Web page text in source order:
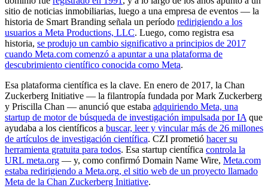
sitio de noticias inmobiliarias, luego a una empresa de eventos — la
historia de Smart Branding señala un período redirigiendo a los
usuarios a Meta Productions, LLC. Luego, como registra esa
historia, se produjo un cambio significativo a principios de 2017
cuando Meta.com comenzó a apuntar a una plataforma de
descubrimiento científico conocida como Meta.
Esa plataforma científica es la clave. En enero de 2017, la Chan
Zuckerberg Initiative — la filantropía fundada por Mark Zuckerberg
y Priscilla Chan — anunció que estaba adquiriendo Meta, una
startup de motor de búsqueda de investigación impulsada por IA que
ayudaba a los científicos a buscar, leer y vincular más de 26 millones
de artículos de investigación científica. CZI prometió hacer su
herramienta gratuita para todos. Esa startup científica controla la
URL meta.org — y, como confirmó Domain Name Wire, Meta.com
estaba redirigiendo a Meta.org, el sitio web de un proyecto llamado
Meta de la Chan Zuckerberg Initiative.